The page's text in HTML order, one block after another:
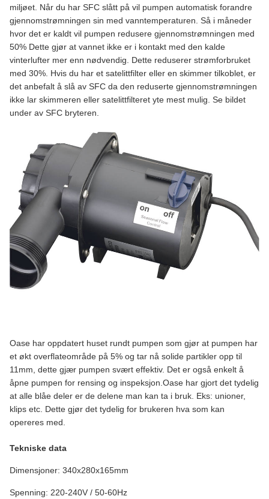
miljøet. Når du har SFC slått på vil pumpen automatisk forandre
gjennomstrømningen sin med vanntemperaturen. Så i måneder
hvor det er kaldt vil pumpen redusere gjennomstrømningen med
50% Dette gjør at vannet ikke er i kontakt med den kalde
vinterlufter mer enn nødvendig. Dette reduserer strømforbruket
med 30%. Hvis du har et satelittfilter eller en skimmer tilkoblet, er
det anbefalt å slå av SFC da den reduserte gjennomstrømningen
ikke lar skimmeren eller satelittfilteret yte mest mulig. Se bildet
under av SFC bryteren.
Oase har oppdatert huset rundt pumpen som gjør at pumpen har
et økt overflateområde på 5% og tar nå solide partikler opp til
11mm, dette gjær pumpen svært effektiv. Det er også enkelt å
åpne pumpen for rensing og inspeksjon.Oase har gjort det tydelig
at alle blåe deler er de delene man kan ta i bruk. Eks: unioner,
klips etc. Dette gjør det tydelig for brukeren hva som kan
opereres med.
Tekniske data
Dimensjoner: 340x280x165mm
Spenning: 220-240V / 50-60Hz